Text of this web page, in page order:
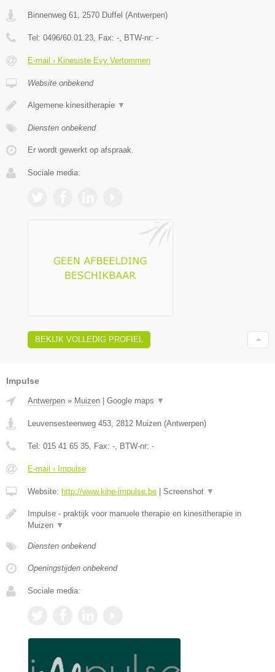
Binnenweg 61 2570 Duffel (Antwerpen)
Tel: 0496/60.01.23 , Fax: - , BTW-nr: -
E-mail › Kinesiste Evy Vertommen
Website onbekend
Algemene kinesitherapie ▼
Diensten onbekend
Er wordt gewerkt op afspraak.
Sociale media:
BEKIJK VOLLEDIG PROFIEL
Impulse
Antwerpen » Muizen Google maps ▼
Leuvensesteenweg 453, 2812 Muizen (Antwerpen)
Tel: 015 41 65 35, Fax: -, BTW-nr: -
E-mail › Impulse
Website: http://www.kine-impulse.be Screenshot ▼
Impulse - praktijk voor manuele therapie en kinesitherapie in
Muizen ▼
Diensten onbekend
Openingstijden onbekend
Sociale media: